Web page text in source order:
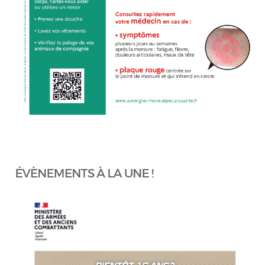
ÉVÈNEMENTS À LA UNE !